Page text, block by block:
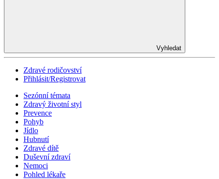
Vyhledat
Zdravé rodičovství
Přihlásit/Registrovat
Sezónní témata
Zdravý životní styl
Prevence
Pohyb
Jídlo
Hubnutí
Zdravé dítě
Duševní zdraví
Nemoci
Pohled lékaře